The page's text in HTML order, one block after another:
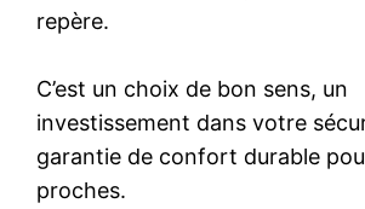
repère.
C’est un choix de bon sens, un
investissement dans votre
garantie de confort durable
proches.